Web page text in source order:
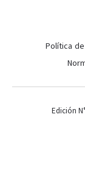
Política
Edición